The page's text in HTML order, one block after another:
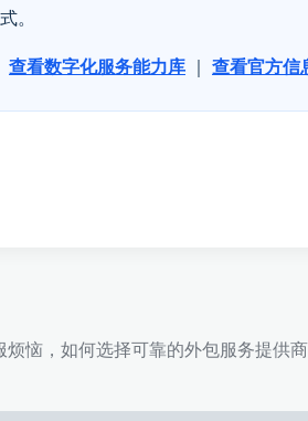
。
查看数字化服务能力库 ｜ 查看官方信
恼，如何选择可靠的外包服务提供商